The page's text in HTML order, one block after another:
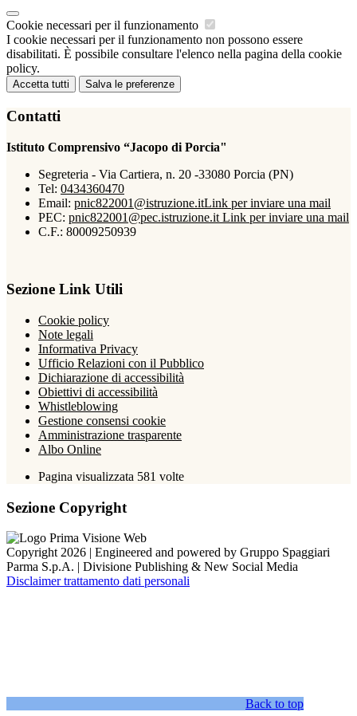
Cookie necessari per il funzionamento
I cookie necessari per il funzionamento non possono essere
disabilitati. È possibile consultare l'elenco nella pagina della cookie
policy.
Accetta tutti Salva le preferenze
Contatti
Istituto Comprensivo “Jacopo di Porcia"
Segreteria - Via Cartiera, n. 20 -33080 Porcia (PN)
Tel: 0434360470
Email: pnic822001@istruzione.itLink per inviare una mail
PEC: pnic822001@pec.istruzione.it Link per inviare una mail
C.F.: 80009250939
Sezione Link Utili
Cookie policy
Note legali
Informativa Privacy
Ufficio Relazioni con il Pubblico
Dichiarazione di accessibilità
Obiettivi di accessibilità
Whistleblowing
Gestione consensi cookie
Amministrazione trasparente
Albo Online
Pagina visualizzata 581 volte
Sezione Copyright
Copyright 2026 | Engineered and powered by Gruppo Spaggiari
Parma S.p.A. | Divisione Publishing & New Social Media
Disclaimer trattamento dati personali
Back to top